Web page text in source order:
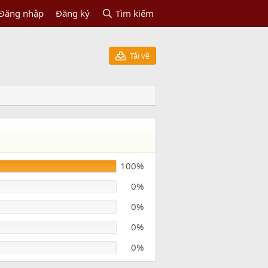
nhập Đăng ký Tìm kiếm
Tải về
100%
0%
0%
0%
0%